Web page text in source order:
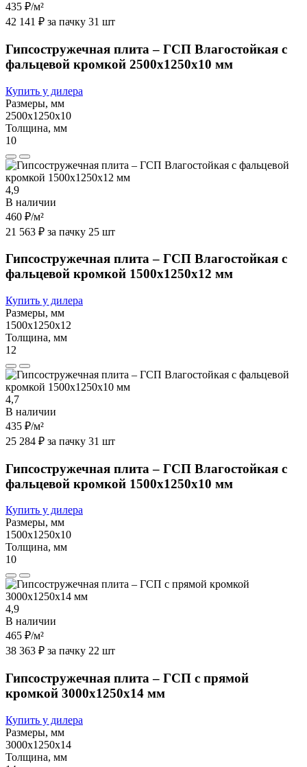
435 ₽/м²
42 141 ₽ за пачку 31 шт
Гипсостружечная плита – ГСП Влагостойкая с
фальцевой кромкой 2500х1250х10 мм
Купить у дилера
Размеры, мм
2500х1250х10
Толщина, мм
10
4,9
В наличии
460 ₽/м²
21 563 ₽ за пачку 25 шт
Гипсостружечная плита – ГСП Влагостойкая с
фальцевой кромкой 1500х1250х12 мм
Купить у дилера
Размеры, мм
1500х1250х12
Толщина, мм
12
4,7
В наличии
435 ₽/м²
25 284 ₽ за пачку 31 шт
Гипсостружечная плита – ГСП Влагостойкая с
фальцевой кромкой 1500х1250х10 мм
Купить у дилера
Размеры, мм
1500х1250х10
Толщина, мм
10
4,9
В наличии
465 ₽/м²
38 363 ₽ за пачку 22 шт
Гипсостружечная плита – ГСП с прямой
кромкой 3000х1250х14 мм
Купить у дилера
Размеры, мм
3000х1250х14
Толщина, мм